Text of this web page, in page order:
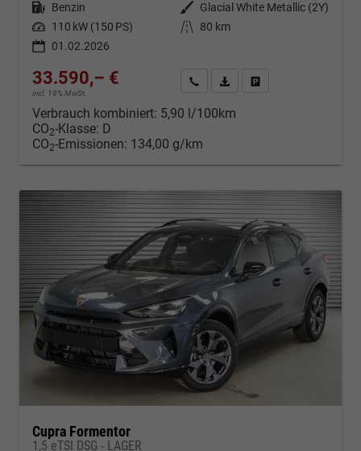
Kraftstoff Benzin Außenfarbe
Glacial White Metallic (2Y)
Leistung 110 kW (150 PS) Kilometerstand
80 km
01.02.2026
33.590,– €
incl. 19% MwSt.
Kontakt & Angebot anfordern
PDF-Datei, Fahrzeugexposé
Verbrauch kombiniert: 5,90 l/100km
CO2-Klasse: D
CO2-Emissionen: 134,00 g/km
Cupra Formentor
1,5 eTSI DSG - LAGER